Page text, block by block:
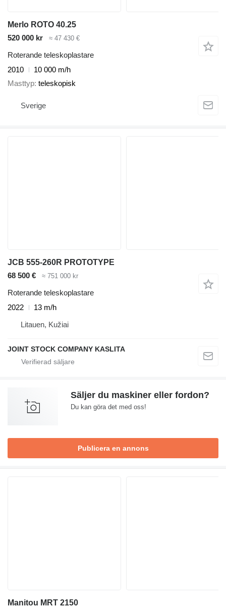
Merlo ROTO 40.25
520 000 kr
≈ 47 430 €
Roterande teleskoplastare
2010
10 000 m/h
Masttyp teleskopisk
Sverige
JCB 555-260R PROTOTYPE
68 500 €
≈ 751 000 kr
Roterande teleskoplastare
2022
13 m/h
Litauen, Kužiai
JOINT STOCK COMPANY KASLITA
Säljer du maskiner eller fordon?
Du kan göra det med oss!
Publicera en annons
Manitou MRT 2150